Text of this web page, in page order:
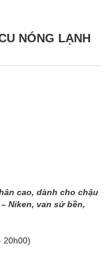
NÓNG LẠNH
cao, dành cho chậu
Niken, van sứ bền,
20h00)